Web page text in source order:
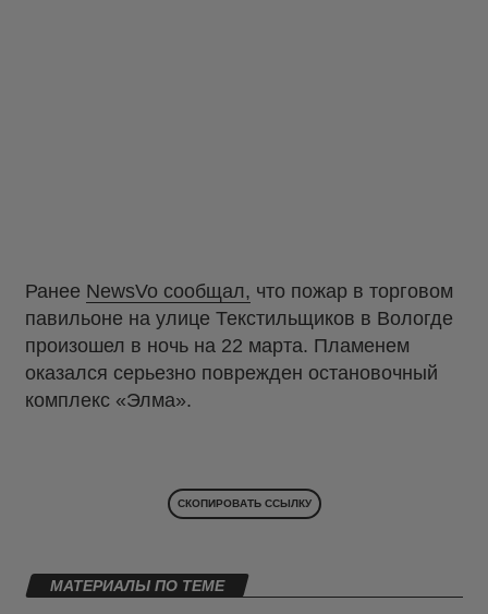
Ранее NewsVo сообщал, что пожар в торговом
павильоне на улице Текстильщиков в Вологде
произошел в ночь на 22 марта. Пламенем
оказался серьезно поврежден остановочный
комплекс «Элма».
СКОПИРОВАТЬ ССЫЛКУ
МАТЕРИАЛЫ ПО ТЕМЕ